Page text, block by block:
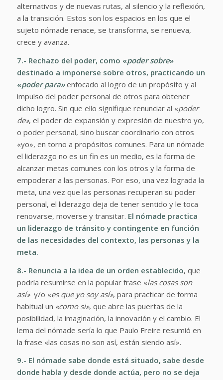
alternativos y de nuevas rutas, al silencio y la reflexión,
a la transición. Estos son los espacios en los que el
sujeto nómade renace, se transforma, se renueva,
crece y avanza.
7.- Rechazo del poder, como «poder sobre»
destinado a imponerse sobre otros, practicando un
«poder para»enfocado al logro de un propósito y al
impulso del poder personal de otros para obtener
dicho logro. Sin que ello signifique renunciar al «poder
de», el poder de expansión y expresión de nuestro yo,
o poder personal, sino buscar coordinarlo con otros
«yo», en torno a propósitos comunes. Para un nómade
el liderazgo no es un fin es un medio, es la forma de
alcanzar metas comunes con los otros y la forma de
empoderar a las personas. Por eso, una vez lograda la
meta, una vez que las personas recuperan su poder
personal, el liderazgo deja de tener sentido y le toca
renovarse, moverse y transitar. El nómade practica
un liderazgo de tránsito y contingente en función
de las necesidades del contexto, las personas y la
meta.
8.- Renuncia a la idea de un orden establecido, que
podría resumirse en la popular frase «las cosas son
así»y/o «es que yo soy así», para practicar de forma
habitual un «como si», que abre las puertas de la
posibilidad, la imaginación, la innovación y el cambio. El
lema del nómade sería lo que Paulo Freire resumió en
la frase «las cosas no son así, están siendo así».
9.- El nómade sabe donde está situado, sabe desde
donde habla y desde donde actúa, pero no se deja